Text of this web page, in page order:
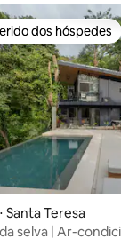
média de 5, 31
dos hóspedes
dos hóspedes
Santa Teresa
selva | Ar-